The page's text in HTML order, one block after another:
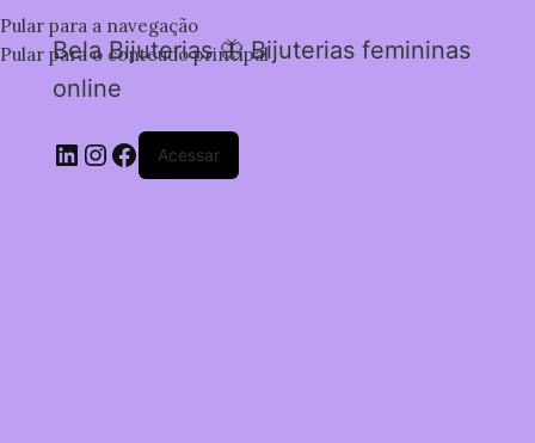
Pular para a navegação
Pular para o conteúdo principal
Bela Bijuterias 🦋 Bijuterias femininas
online
Acessar